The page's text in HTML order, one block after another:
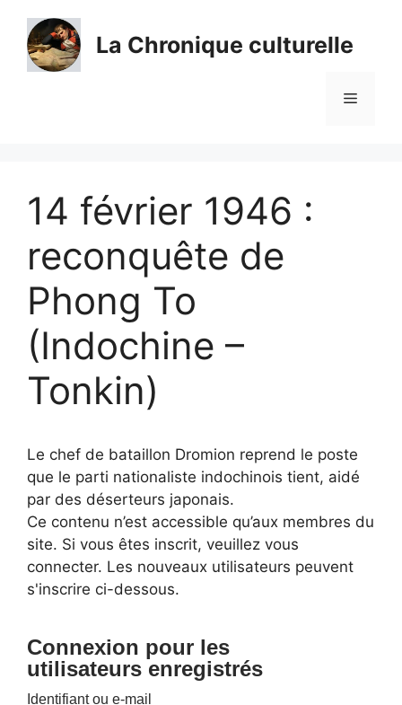
contenu
La Chronique culturelle
Menu
14 février 1946 :
reconquête de
Phong To
(Indochine –
Tonkin)
Le chef de bataillon Dromion reprend le poste
que le parti nationaliste indochinois tient, aidé
par des déserteurs japonais.
Ce contenu n’est accessible qu’aux membres du
site. Si vous êtes inscrit, veuillez vous
connecter. Les nouveaux utilisateurs peuvent
s'inscrire ci-dessous.
Connexion pour les
utilisateurs enregistrés
Identifiant ou e-mail